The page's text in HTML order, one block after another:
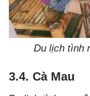
Du lịch tình
3.4. Cà Mau